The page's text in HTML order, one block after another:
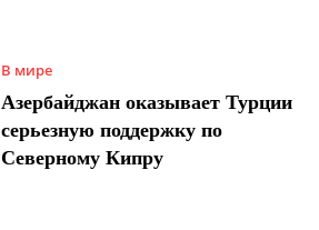
В мире
Азербайджан оказывает Турции
серьезную поддержку по
Северному Кипру